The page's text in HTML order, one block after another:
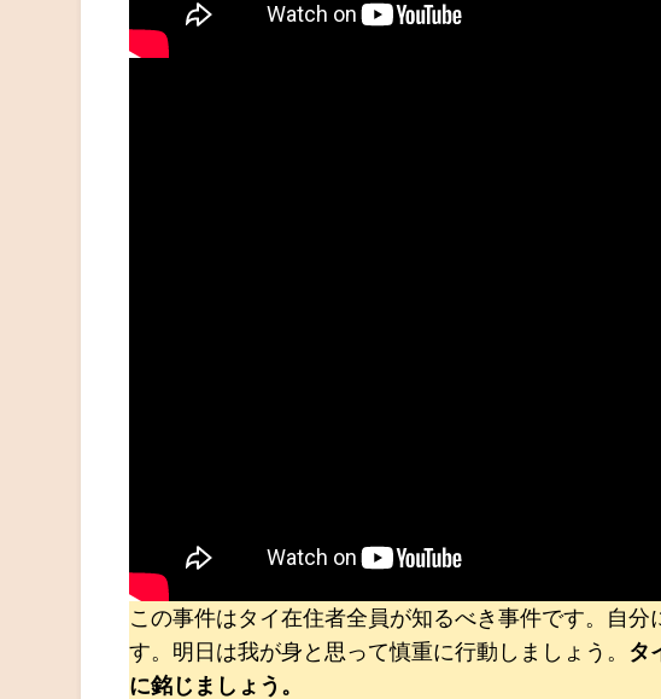
この事件はタイ在住者全員が知るべき事件です。自
す。明日は我が身と思って慎重に行動しましょう。 タ
に銘じましょう。